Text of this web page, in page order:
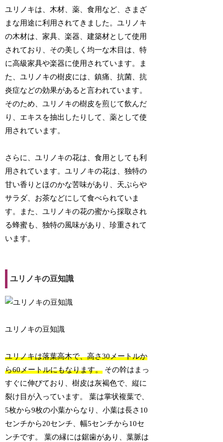
ユリノキは、木材、薬、食用など、さまざ
まな用途に利用されてきました。ユリノキ
の木材は、家具、楽器、建築材として使用
されており、その美しく均一な木目は、特
に高級家具や楽器に使用されています。ま
た、ユリノキの樹皮には、鎮痛、抗菌、抗
炎症などの効果があると言われています。
そのため、ユリノキの樹皮を煎じて飲んだ
り、エキスを抽出したりして、薬として使
用されています。
さらに、ユリノキの花は、食用としても利
用されています。ユリノキの花は、独特の
甘い香りとほのかな苦味があり、天ぷらや
サラダ、お茶などにして食べられていま
す。また、ユリノキの花の蜜から採取され
る蜂蜜も、独特の風味があり、珍重されて
います。
ユリノキの豆知識
ユリノキの豆知識
ユリノキは落葉高木で、高さ30メートルか
ら60メートルにもなります。 その幹はまっ
すぐに伸びており、樹皮は灰褐色で、縦に
裂け目が入っています。 葉は掌状複葉で、
5枚から9枚の小葉からなり、小葉は長さ10
センチから20センチ、幅5センチから10セ
ンチです。 葉の縁には鋸歯があり、葉脈は